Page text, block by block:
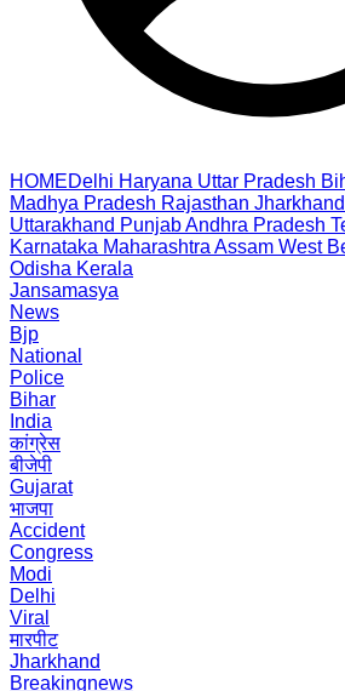
HOMEDelhi Haryana Uttar Pradesh
Madhya Pradesh Rajasthan Jharkhand
Uttarakhand PunjabAndhra Pradesh
Karnataka Maharashtra Assam West
Odisha Kerala
Jansamasya
News
Bjp
National
Police
Bihar
India
कांग्रेस
बीजेपी
Gujarat
भाजपा
Accident
Congress
Modi
Delhi
Viral
मारपीट
Jharkhand
Breakingnews